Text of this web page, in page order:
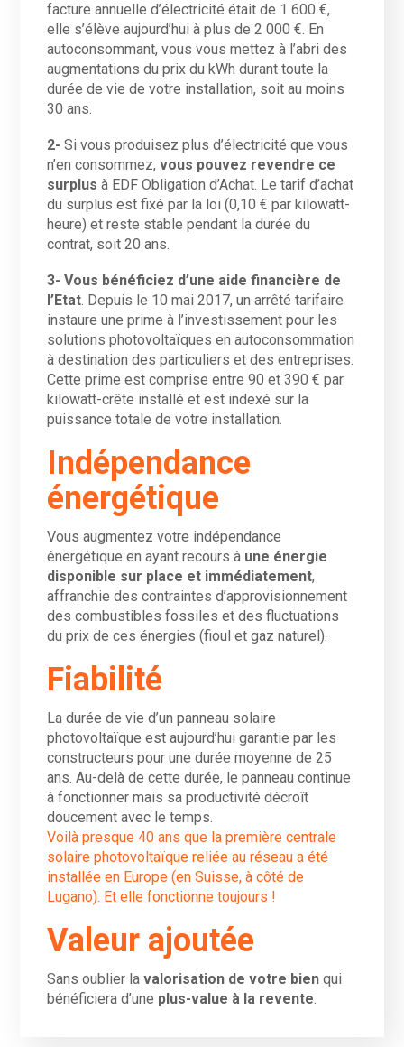
facture annuelle d’électricité était de 1 600 €,
elle s’élève aujourd’hui à plus de 2 000 €. En
autoconsommant, vous vous mettez à l’abri des
augmentations du prix du kWh durant toute la
durée de vie de votre installation, soit au moins
30 ans.
2- Si vous produisez plus d’électricité que vous
n’en consommez,vous pouvez revendre ce
surplus à EDF Obligation d’Achat. Le tarif d’achat
du surplus est fixé par la loi (0,10 € par kilowatt-
heure) et reste stable pendant la durée du
contrat, soit 20 ans.
3- Vous bénéficiez d’une aide financière de
l’Etat. Depuis le 10 mai 2017, un arrêté tarifaire
instaure une prime à l’investissement pour les
solutions photovoltaïques en autoconsommation
à destination des particuliers et des entreprises.
Cette prime est comprise entre 90 et 390 € par
kilowatt-crête installé et est indexé sur la
puissance totale de votre installation.
Indépendance
énergétique
Vous augmentez votre indépendance
énergétique en ayant recours à une énergie
disponible sur place et immédiatement,
affranchie des contraintes d’approvisionnement
des combustibles fossiles et des fluctuations
du prix de ces énergies (fioul et gaz naturel).
Fiabilité
La durée de vie d’un panneau solaire
photovoltaïque est aujourd’hui garantie par les
constructeurs pour une durée moyenne de 25
ans. Au-delà de cette durée, le panneau continue
à fonctionner mais sa productivité décroît
doucement avec le temps.
Voilà presque 40 ans que la première centrale
solaire photovoltaïque reliée au réseau a été
installée en Europe (en Suisse, à côté de
Lugano). Et elle fonctionne toujours !
Valeur ajoutée
Sans oublier lavalorisation de votre bien qui
bénéficiera d’une plus-value à la revente.